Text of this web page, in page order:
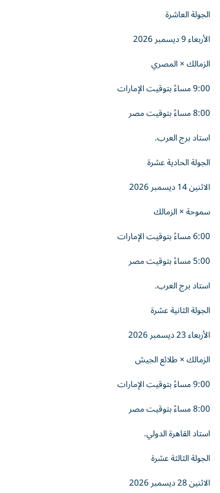
الجولة العاشرة
الأربعاء 9 ديسمبر 2026
الزمالك × المصري
9:00 مساءً بتوقيت الإمارات
8:00 مساءً بتوقيت مصر
استاد برج العرب.
الجولة الحادية عشرة
الاثنين 14 ديسمبر 2026
سموحة × الزمالك
6:00 مساءً بتوقيت الإمارات
5:00 مساءً بتوقيت مصر
استاد برج العرب.
الجولة الثانية عشرة
الأربعاء 23 ديسمبر 2026
الزمالك × طلائع الجيش
9:00 مساءً بتوقيت الإمارات
8:00 مساءً بتوقيت مصر
استاد القاهرة الدولي.
الجولة الثالثة عشرة
الاثنين 28 ديسمبر 2026